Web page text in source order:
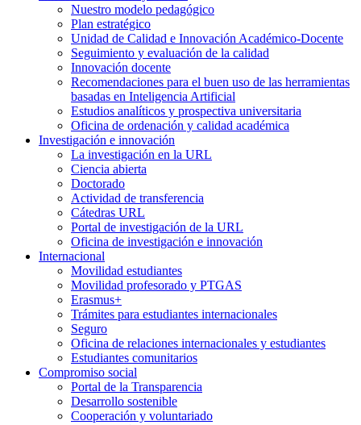
Nuestro modelo pedagógico
Plan estratégico
Unidad de Calidad e Innovación Académico-Docente
Seguimiento y evaluación de la calidad
Innovación docente
Recomendaciones para el buen uso de las herramientas
basadas en Inteligencia Artificial
Estudios analíticos y prospectiva universitaria
Oficina de ordenación y calidad académica
Investigación e innovación
La investigación en la URL
Ciencia abierta
Doctorado
Actividad de transferencia
Cátedras URL
Portal de investigación de la URL
Oficina de investigación e innovación
Internacional
Movilidad estudiantes
Movilidad profesorado y PTGAS
Erasmus+
Trámites para estudiantes internacionales
Seguro
Oficina de relaciones internacionales y estudiantes
Estudiantes comunitarios
Compromiso social
Portal de la Transparencia
Desarrollo sostenible
Cooperación y voluntariado